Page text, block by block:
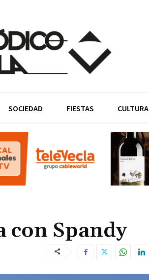
SOCIEDAD FIESTAS CULTURA
con Spandy